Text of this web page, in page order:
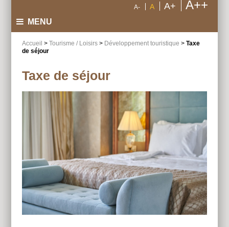
A- A A+ A++
MENU
Accueil > Tourisme / Loisirs> Développement touristique > Taxe
de séjour
Taxe de séjour